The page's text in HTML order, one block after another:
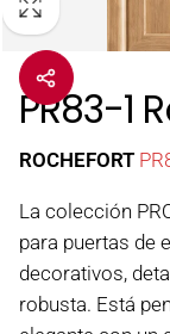
PR83-1
ROCHEFORT
La colección
para puertas de
decorativos,
robusta. Está